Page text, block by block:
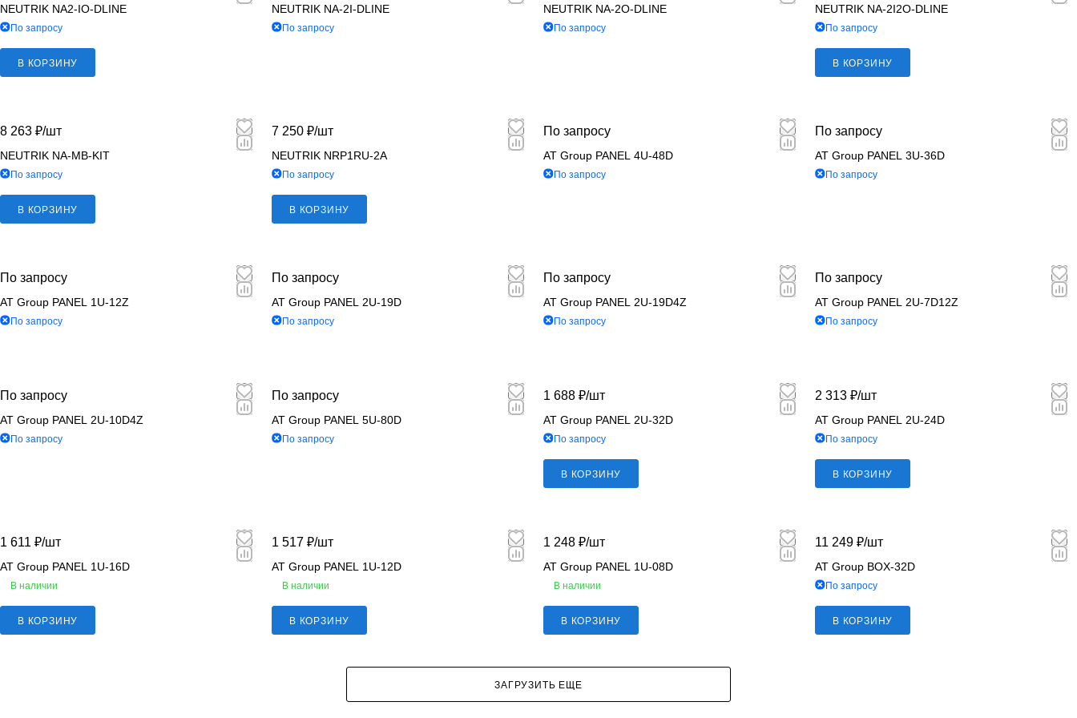
NEUTRIK NA2-IO-DLINE
По запросу
В КОРЗИНУ
NEUTRIK NA-2I-DLINE
По запросу
NEUTRIK NA-2O-DLINE
По запросу
NEUTRIK NA-2I2O-DLINE
По запросу
В КОРЗИНУ
8 263 ₽/шт
NEUTRIK NA-MB-KIT
По запросу
В КОРЗИНУ
7 250 ₽/шт
NEUTRIK NRP1RU-2A
По запросу
В КОРЗИНУ
По запросу
AT Group PANEL 4U-48D
По запросу
По запросу
AT Group PANEL 3U-36D
По запросу
По запросу
AT Group PANEL 1U-12Z
По запросу
По запросу
AT Group PANEL 2U-19D
По запросу
По запросу
AT Group PANEL 2U-19D4Z
По запросу
По запросу
AT Group PANEL 2U-7D12Z
По запросу
По запросу
AT Group PANEL 2U-10D4Z
По запросу
По запросу
AT Group PANEL 5U-80D
По запросу
1 688 ₽/шт
AT Group PANEL 2U-32D
По запросу
В КОРЗИНУ
2 313 ₽/шт
AT Group PANEL 2U-24D
По запросу
В КОРЗИНУ
1 611 ₽/шт
AT Group PANEL 1U-16D
В наличии
В КОРЗИНУ
1 517 ₽/шт
AT Group PANEL 1U-12D
В наличии
В КОРЗИНУ
1 248 ₽/шт
AT Group PANEL 1U-08D
В наличии
В КОРЗИНУ
11 249 ₽/шт
AT Group BOX-32D
По запросу
В КОРЗИНУ
ЗАГРУЗИТЬ ЕЩЕ